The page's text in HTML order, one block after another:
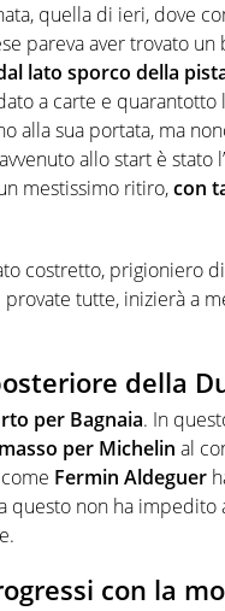
quella di ieri, dove
pareva aver trovato
lato sporco della
a carte e quarantotto
alla sua portata, ma
allo start è stato
mestissimo ritiro,con
costretto, prigioniero
tutte, inizierà a
della
per Bagnaia. In
per Michelin al
Fermin Aldeguer
non ha impedito
con la